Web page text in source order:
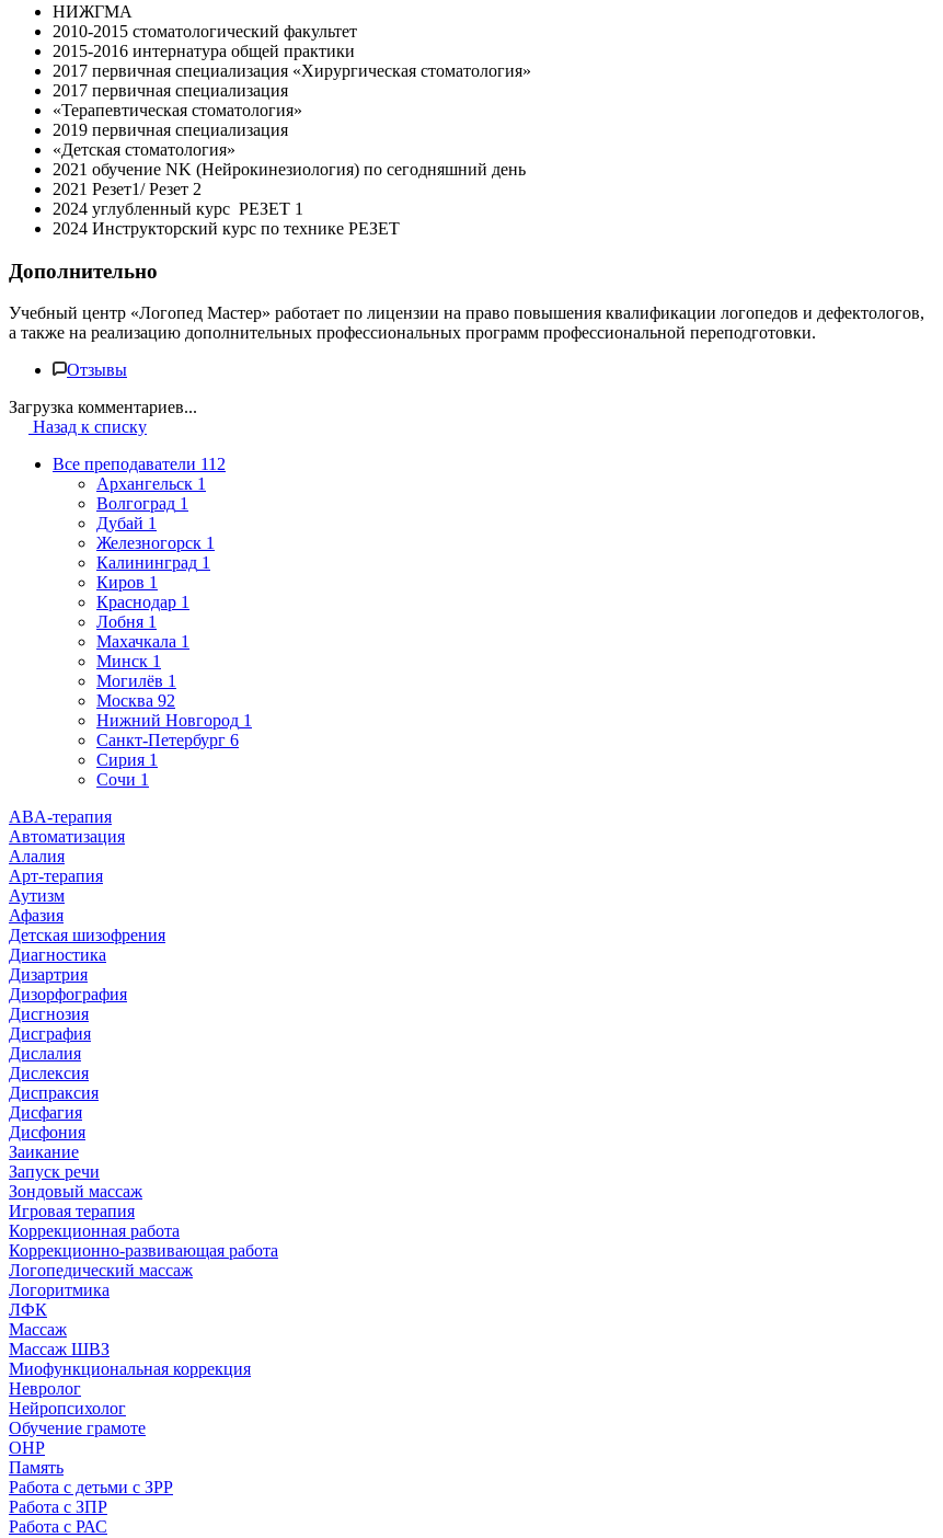
НИЖГМА
2010-2015 стоматологический факультет
2015-2016 интернатура общей практики
2017 первичная специализация «Хирургическая стоматология»
2017 первичная специализация
«Терапевтическая стоматология»
2019 первичная специализация
«Детская стоматология»
2021 обучение NK (Нейрокинезиология) по сегодняшний день
2021 Резет1/ Резет 2
2024 углубленный курс РЕЗЕТ 1
2024 Инструкторский курс по технике РЕЗЕТ
Дополнительно
Учебный центр «Логопед Мастер» работает по лицензии на право повышения квалификации логопедов и дефектологов,
а также на реализацию дополнительных профессиональных программ профессиональной переподготовки.
Отзывы
Загрузка комментариев...
Назад к списку
Все преподаватели 112
Архангельск 1
Волгоград 1
Дубай 1
Железногорск 1
Калининград 1
Киров 1
Краснодар 1
Лобня 1
Махачкала 1
Минск 1
Могилёв 1
Москва 92
Нижний Новгород 1
Санкт-Петербург 6
Сирия 1
Сочи 1
ABA-терапия
Автоматизация
Алалия
Арт-терапия
Аутизм
Афазия
Детская шизофрения
Диагностика
Дизартрия
Дизорфография
Дисгнозия
Дисграфия
Дислалия
Дислексия
Диспраксия
Дисфагия
Дисфония
Заикание
Запуск речи
Зондовый массаж
Игровая терапия
Коррекционная работа
Коррекционно-развивающая работа
Логопедический массаж
Логоритмика
ЛФК
Массаж
Массаж ШВЗ
Миофункциональная коррекция
Невролог
Нейропсихолог
Обучение грамоте
ОНР
Память
Работа с детьми с ЗРР
Работа с ЗПР
Работа с РАС